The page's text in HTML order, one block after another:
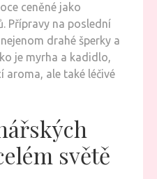
ceněné jako
Přípravy na poslední
drahé šperky a
je myrha a kadidlo,
aroma, ale také léčivé
světě